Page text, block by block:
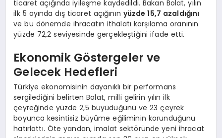
ticaret açığında iyileşme kaydedildi. Bakan Bolat, yılın
ilk 5 ayında dış ticaret açığının yüzde 15,7 azaldığını
ve bu dönemde ihracatın ithalatı karşılama oranının
yüzde 72,2 seviyesinde gerçekleştiğini ifade etti.
Ekonomik Göstergeler ve
Gelecek Hedefleri
Türkiye ekonomisinin dayanıklı bir performans
sergilediğini belirten Bolat, milli gelirin yılın ilk
çeyreğinde yüzde 2,5 büyüdüğünü ve 23 çeyrek
boyunca kesintisiz büyüme eğiliminin korunduğunu
hatırlattı. Öte yandan, imalat sektöründe yeni ihracat